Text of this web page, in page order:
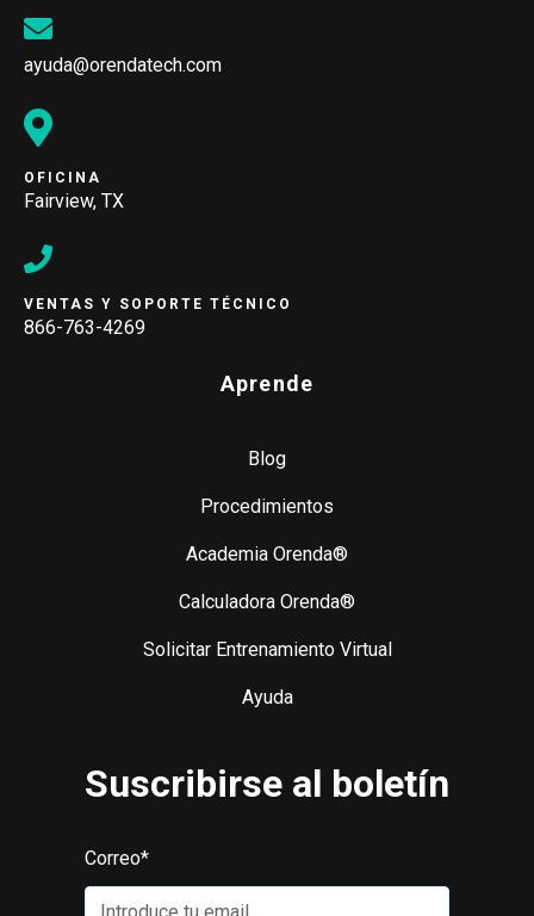
ayuda@orendatech.com
OFICINA
Fairview, TX
VENTAS Y SOPORTE TÉCNICO
866-763-4269
Aprende
Blog
Procedimientos
Academia Orenda®
Calculadora Orenda®
Solicitar Entrenamiento Virtual
Ayuda
Suscribirse al boletín
Correo*